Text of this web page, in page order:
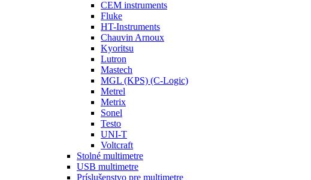
CEM instruments
Fluke
HT-Instruments
Chauvin Arnoux
Kyoritsu
Lutron
Mastech
MGL (KPS) (C-Logic)
Metrel
Metrix
Sonel
Testo
UNI-T
Voltcraft
Stolné multimetre
USB multimetre
Príslušenstvo pre multimetre